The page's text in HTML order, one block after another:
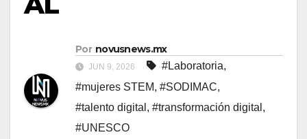
Por novusnews.mx
JUN 9, 2026 #Laboratoria,
#mujeres STEM, #SODIMAC,
#talento digital , #transformación digital ,
#UNESCO